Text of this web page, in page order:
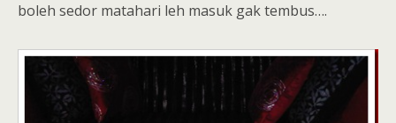
boleh sedor matahari leh masuk gak tembus….